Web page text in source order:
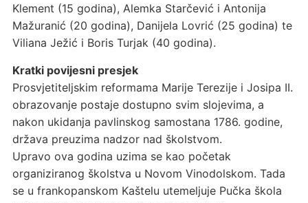
Klement (15 godina), Alemka Starčević i Antonija
Mažuranić (20 godina), Danijela Lovrić (25 godina) te
Viliana Ježić i Boris Turjak (40 godina).
Kratki povijesni presjek
Prosvjetiteljskim reformama Marije Terezije i Josipa II.
obrazovanje postaje dostupno svim slojevima, a
nakon ukidanja pavlinskog samostana 1786. godine,
država preuzima nadzor nad školstvom.
Upravo ova godina uzima se kao početak
organiziranog školstva u Novom Vinodolskom. Tada
se u frankopanskom Kaštelu utemeljuje Pučka škola